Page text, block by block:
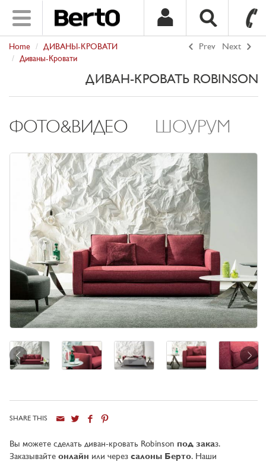
SKIP TO CONTENT
Toggle
navigation
Prev Next
Home
ДИВАНЫ-КРОВАТИ
Диваны-Кровати
ДИВАН-КРОВАТЬ ROBINSON
ФОТО&ВИДЕО ШОУРУМ
SHARE THIS
Вы можете сделать диван-кровать Robinson под заказ.
Заказывайте онлайн или через салоны Берто. Наши
Город